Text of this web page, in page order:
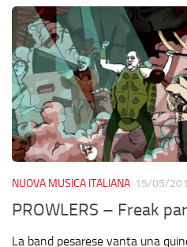
NUOVA MUSICA ITALIANA 15/05/
PROWLERS – Freak
La band pesarese vanta una